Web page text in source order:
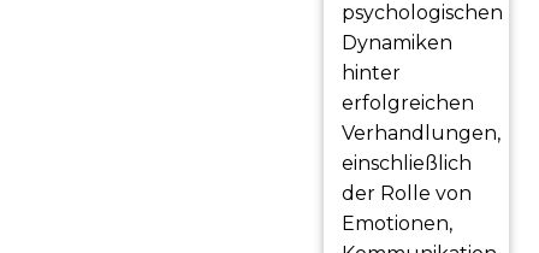
psychologischen
Dynamiken
hinter
erfolgreichen
Verhandlungen,
einschließlich
der Rolle von
Emotionen,